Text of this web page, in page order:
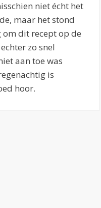
niet écht het
maar het stond
dit recept op de
zo snel
aan toe was
is
hoor.